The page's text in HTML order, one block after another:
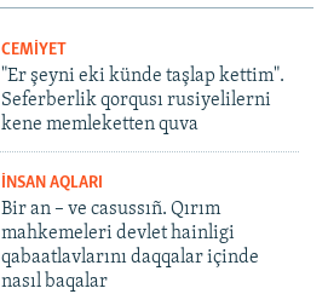
CEMİYET
"Er şeyni eki künde taşlap kettim".
Seferberlik qorqusı rusiyelilerni
kene memleketten quva
İNSAN AQLARI
Bir an – ve casussıñ. Qırım
mahkemeleri devlet hainligi
qabaatlavlarını daqqalar içinde
nasıl baqalar